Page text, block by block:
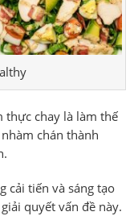
thực chay là làm thế
chán thành
cải tiến và sáng tạo
quyết vấn đề này.